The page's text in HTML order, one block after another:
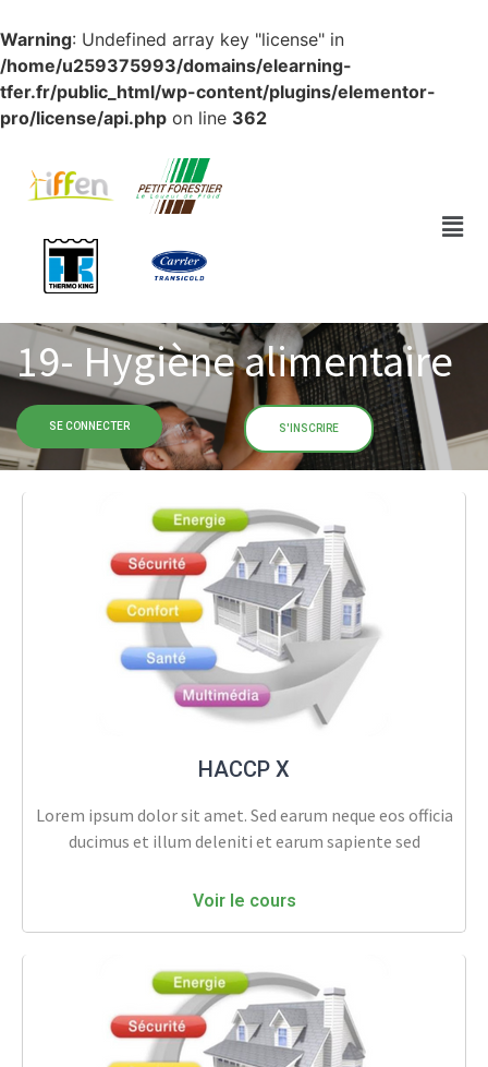
Warning: Undefined array key "license" in
/home/u259375993/domains/elearning-
tfer.fr/public_html/wp-content/plugins/elementor-
pro/license/api.php on line 362
19- Hygiène alimentaire​
SE CONNECTER S'INSCRIRE
HACCP X
Lorem ipsum dolor sit amet. Sed earum neque eos officia
ducimus et illum deleniti et earum sapiente sed
Voir le cours